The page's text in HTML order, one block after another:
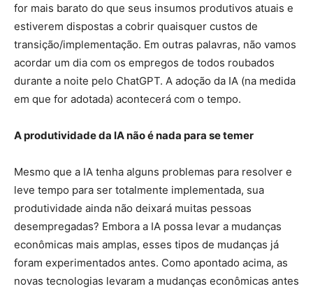
for mais barato do que seus insumos produtivos atuais e
estiverem dispostas a cobrir quaisquer custos de
transição/implementação. Em outras palavras, não vamos
acordar um dia com os empregos de todos roubados
durante a noite pelo ChatGPT. A adoção da IA (na medida
em que for adotada) acontecerá com o tempo.
A produtividade da IA não é nada para se temer
Mesmo que a IA tenha alguns problemas para resolver e
leve tempo para ser totalmente implementada, sua
produtividade ainda não deixará muitas pessoas
desempregadas? Embora a IA possa levar a mudanças
econômicas mais amplas, esses tipos de mudanças já
foram experimentados antes. Como apontado acima, as
novas tecnologias levaram a mudanças econômicas antes